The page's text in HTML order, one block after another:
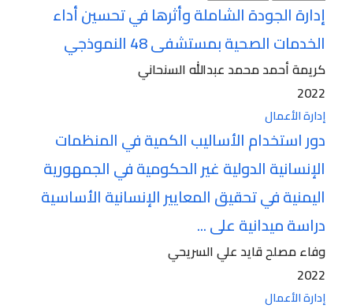
إدارة الجودة الشاملة وأثرها في تحسين أداء
الخدمات الصحية بمستشفى 48 النموذجي
كريمة أحمد محمد عبدالله السنحاني
2022
إدارة الأعمال
دور استخدام الأساليب الكمية في المنظمات
الإنسانية الدولية غير الحكومية في الجمهورية
اليمنية في تحقيق المعايير الإنسانية الأساسية
دراسة ميدانية على ...
وفاء مصلح قايد علي السريحي
2022
إدارة الأعمال